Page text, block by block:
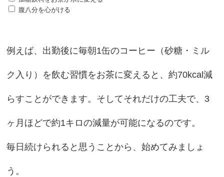
腹八分を心がける
例えば、出勤後に毎朝1缶のコーヒー（砂糖・ミル
ク入り）を飲む習慣をお茶に変えると、約70kcal減
らすことができます。そしてそれだけの工夫で、3
ヶ月ほどで約1キロの減量が可能になるのです。
毎日続けられると思うことから、始めてみましょ
う。